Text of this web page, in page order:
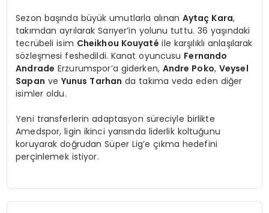
Sezon başında büyük umutlarla alınan Aytaç Kara,
takımdan ayrılarak Sarıyer’in yolunu tuttu. 36 yaşındaki
tecrübeli isim Cheikhou Kouyaté ile karşılıklı anlaşılarak
sözleşmesi feshedildi. Kanat oyuncusu Fernando
Andrade Erzurumspor’a giderken, Andre Poko, Veysel
Sapan ve Yunus Tarhan da takıma veda eden diğer
isimler oldu.
Yeni transferlerin adaptasyon süreciyle birlikte
Amedspor, ligin ikinci yarısında liderlik koltuğunu
koruyarak doğrudan Süper Lig’e çıkma hedefini
perçinlemek istiyor.